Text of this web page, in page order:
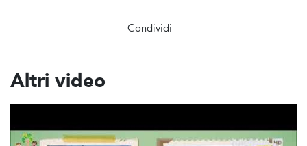
Condividi
Altri video